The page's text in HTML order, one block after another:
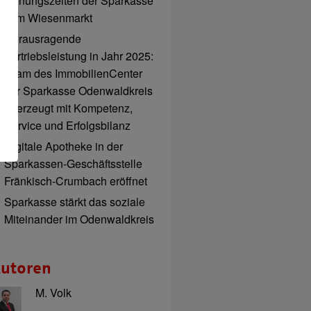
zum Wiesenmarkt
Herausragende
Vertriebsleistung in Jahr 2025:
Team des ImmobilienCenter
der Sparkasse Odenwaldkreis
überzeugt mit Kompetenz,
Service und Erfolgsbilanz
Digitale Apotheke in der
Sparkassen-Geschäftsstelle
Fränkisch-Crumbach eröffnet
Sparkasse stärkt das soziale
Miteinander im Odenwaldkreis
M. Volk